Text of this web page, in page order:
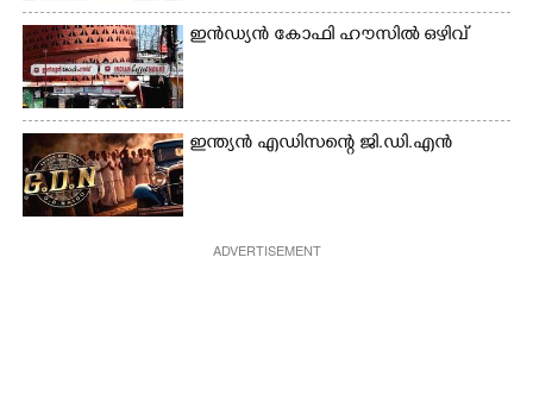
ഇൻഡ്യൻ കോഫി ഹൗസിൽ ഒഴിവ്
ഇന്ത്യൻ എഡിസന്റെ ജി.ഡി.എൻ
ADVERTISEMENT